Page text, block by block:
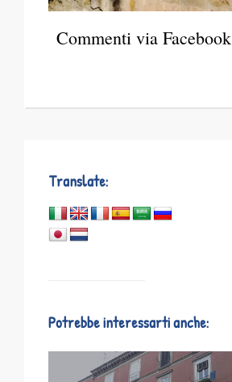
Commenti via Facebook
Translate:
Potrebbe interessarti anche: